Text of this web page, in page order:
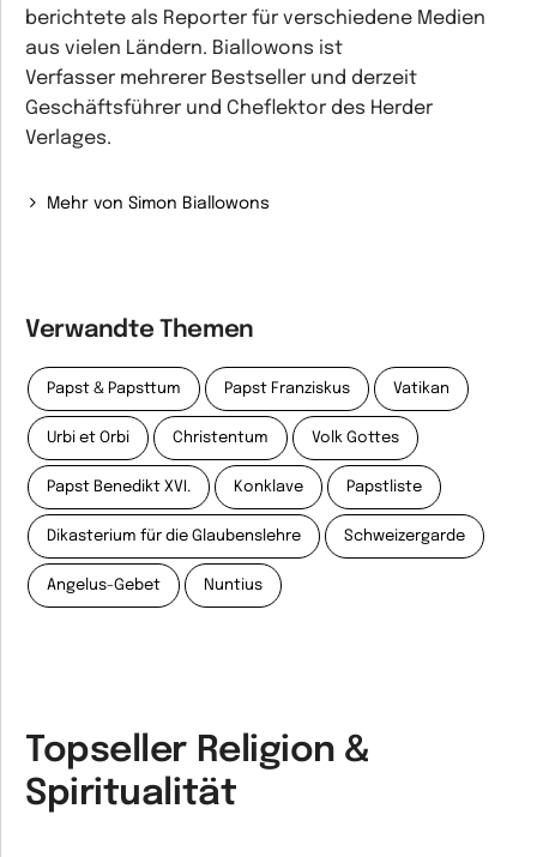
berichtete als Reporter für verschiedene Medien
aus vielen Ländern. Biallowons ist
Verfasser mehrerer Bestseller und derzeit
Geschäftsführer und Cheflektor des Herder
Verlages.
Mehr von Simon Biallowons
Verwandte Themen
Papst & Papsttum Papst Franziskus Vatikan
Urbi et Orbi Christentum Volk Gottes
Papst Benedikt XVI. Konklave Papstliste
Dikasterium für die Glaubenslehre Schweizergarde
Angelus-Gebet Nuntius
Topseller Religion &
Spiritualität